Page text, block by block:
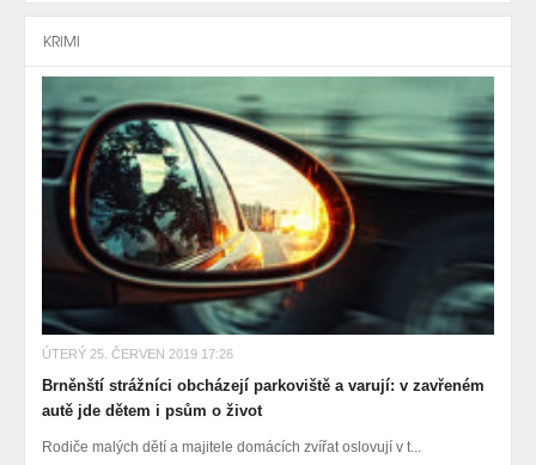
KRIMI
ÚTERÝ 25. ČERVEN 2019 17:26
Brněnští strážníci obcházejí parkoviště a varují: v zavřeném
autě jde dětem i psům o život
Rodiče malých dětí a majitele domácích zvířat oslovují v t...